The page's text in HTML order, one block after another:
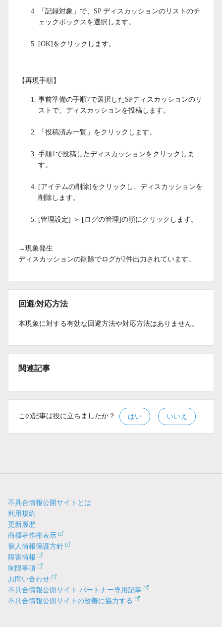
「記録対象」で、SP ディスカッションのリストのチ
ェックボックスを選択します。
[OK]をクリックします。
【再現手順】
事前準備の手順7で選択したSPディスカッションのリ
ストで、ディスカッションを投稿します。
「投稿済み一覧」をクリックします。
手順1で投稿したディスカッションをクリックしま
す。
[アイテムの削除]をクリックし、ディスカッションを
削除します。
[管理設定] ＞ [ログの管理]の順にクリックします。
→現象発生
ディスカッションの削除でログが2件出力されています。
回避/対応方法
本現象に対する有効な回避方法や対応方法はありません。
関連記事
この記事は役に立ちましたか？ はい いいえ
不具合情報公開サイトとは
利用規約
更新履歴
商標著作権表示
個人情報保護方針
障害情報
制限事項
お問い合わせ
不具合情報公開サイト パートナー専用記事
不具合情報公開サイトの改善に協力する